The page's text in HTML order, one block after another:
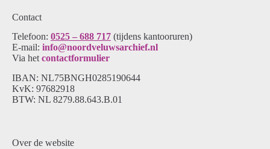
Contact
Telefoon: 0525 – 688 717 (tijdens kantooruren)
E-mail: info@noordveluwsarchief.nl
Via het contactformulier
IBAN: NL75BNGH0285190644
KvK: 97682918
BTW: NL 8279.88.643.B.01
Over de website